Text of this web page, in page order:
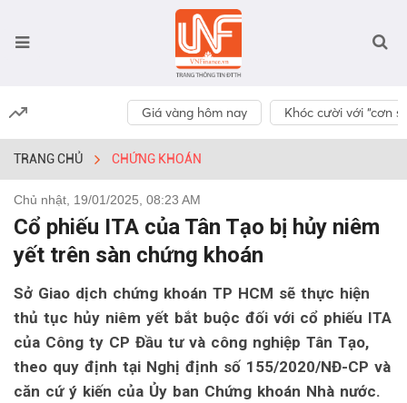
Giá vàng hôm nay Khóc cười với “cơn
TRANG CHỦ CHỨNG KHOÁN
Chủ nhật, 19/01/2025, 08:23 AM
Cổ phiếu ITA của Tân Tạo bị hủy niêm
yết trên sàn chứng khoán
Sở Giao dịch chứng khoán TP HCM sẽ thực hiện
thủ tục hủy niêm yết bắt buộc đối với cổ phiếu ITA
của Công ty CP Đầu tư và công nghiệp Tân Tạo,
theo quy định tại Nghị định số 155/2020/NĐ-CP và
căn cứ ý kiến của Ủy ban Chứng khoán Nhà nước.